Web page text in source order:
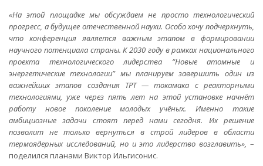
«На этой площадке мы обсуждаем не просто технологический
прогресс, а будущее отечественной науки. Особо хочу подчеркнуть,
что конференция является важным этапом в формировании
научного потенциала страны. К 2030 году в рамках национального
проекта технологического лидерства “Новые атомные и
энергетические технологии” мы планируем завершить один из
важнейших этапов создания TРT — токамака с реакторными
технологиями, уже через пять лет на этой установке начнёт
работу новое поколение молодых учёных. Именно такие
амбициозные задачи стоят перед нами сегодня. Их решение
позволит не только вернуться в строй лидеров в области
термоядерных исследований, но и это лидерство возглавить», –
поделился планами Виктор Ильгисонис.